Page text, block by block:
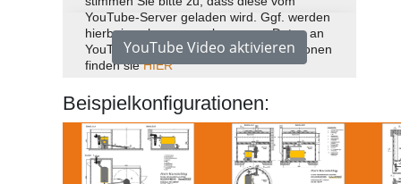
YouTube-Server geladen wird. Ggf. werden
hierbei auch personenbezogene Daten an
YouTube übermittelt. Weitere Informationen
finden sieHIER
Beispielkonfigurationen: